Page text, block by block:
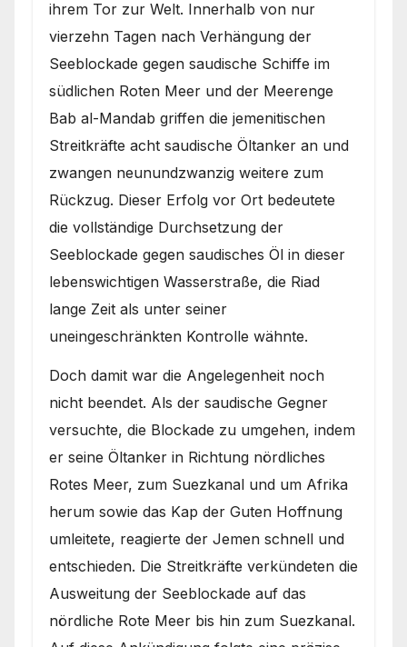
ihrem Tor zur Welt. Innerhalb von nur
vierzehn Tagen nach Verhängung der
Seeblockade gegen saudische Schiffe im
südlichen Roten Meer und der Meerenge
Bab al-Mandab griffen die jemenitischen
Streitkräfte acht saudische Öltanker an und
zwangen neunundzwanzig weitere zum
Rückzug. Dieser Erfolg vor Ort bedeutete
die vollständige Durchsetzung der
Seeblockade gegen saudisches Öl in dieser
lebenswichtigen Wasserstraße, die Riad
lange Zeit als unter seiner
uneingeschränkten Kontrolle wähnte.
Doch damit war die Angelegenheit noch
nicht beendet. Als der saudische Gegner
versuchte, die Blockade zu umgehen, indem
er seine Öltanker in Richtung nördliches
Rotes Meer, zum Suezkanal und um Afrika
herum sowie das Kap der Guten Hoffnung
umleitete, reagierte der Jemen schnell und
entschieden. Die Streitkräfte verkündeten die
Ausweitung der Seeblockade auf das
nördliche Rote Meer bis hin zum Suezkanal.